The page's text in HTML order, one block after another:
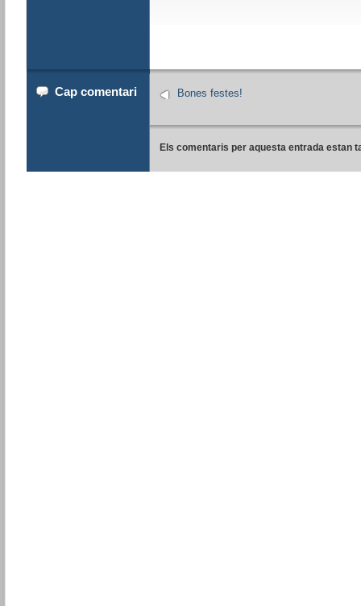
Cap comentari Bones festes!
Els comentaris per aquesta entrada estan